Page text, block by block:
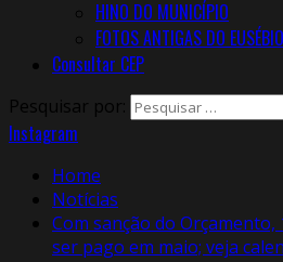
HINO DO MUNICÍPIO
FOTOS ANTIGAS DO EUSÉBIO
Consultar CEP
Pesquisar por:
Instagram
Home
Notícias
Com sanção do Orçamento,
ser pago em maio; veja